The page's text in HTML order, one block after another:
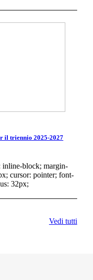
il triennio 2025-2027
inline-block; margin-
cursor: pointer; font-
32px;
Vedi tutti